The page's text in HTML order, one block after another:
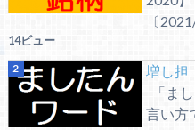
〔
14ビュー
増し担
「ま
言い方